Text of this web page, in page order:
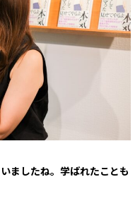
ましたね。学ばれたことも